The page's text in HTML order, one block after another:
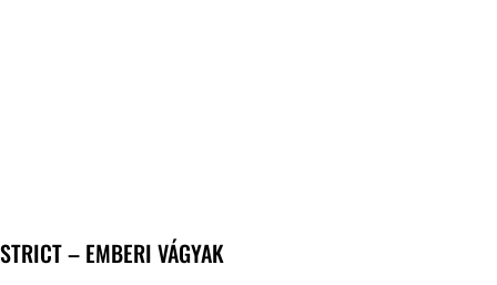
STRICT – EMBERI VÁGYAK